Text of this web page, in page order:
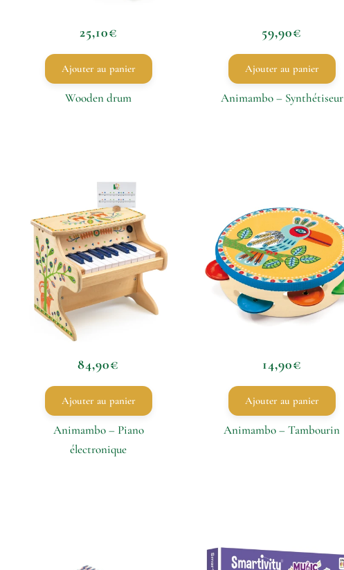
25,10€
Ajouter au panier
Wooden drum
59,90€
Ajouter au panier
Animambo – Synthétiseur
84,90€
Ajouter au panier
Animambo – Piano
électronique
14,90€
Ajouter au panier
Animambo – Tambourin